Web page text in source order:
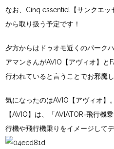
なお、Cinq essentiel【サンクエッ
から取り扱う予定です！
夕方からはドゥオモ近くのパーク
アマンさんがAVIO【アヴィオ】と
行われていると言うことでお邪魔し
気になったのはAVIO【アヴィオ】。
【AVIO】は、「AVIATOR=飛行機
行機や飛行機乗りをイメージして